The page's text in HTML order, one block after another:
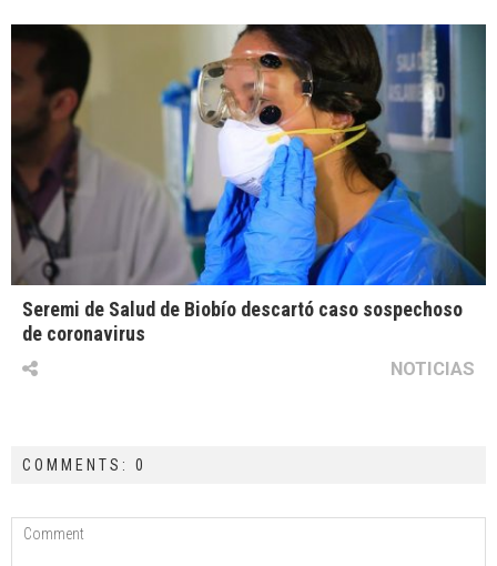
Seremi de Salud de Biobío descartó caso sospechoso
de coronavirus
NOTICIAS
COMMENTS: 0